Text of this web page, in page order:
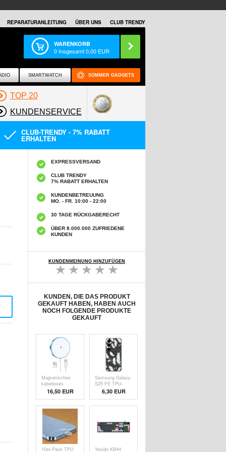
REPARATURANLEITUNG ÜBER UNS CLUB TRENDY
WARENKORB
0 Insgesamt0,00 EUR
SMARTWATCH SOMMER GADGETS
TOP 20
KUNDENSERVICE
CLUB-TRENDY - 7% RABATT
ERHALTEN
EXPRESSVERSAND
CLUB TRENDY
7% RABATT ERHALTEN
KUNDENBETREUUNG
MO. - FR. 10:00 - 22:00
30 TAGE RÜCKGABERECHT
ÜBER 8.000.000 ZUFRIEDENE
KUNDEN
KUNDENMEINUNG HINZUFÜGEN
KUNDEN, DIE DAS PRODUKT
GEKAUFT HABEN, HABEN AUCH
NOCH FOLGENDE PRODUKTE
GEKAUFT
Magnetisches
kabelloses
Ladegerät mit
LED-Licht - 15W
- Weiß
16,50 EUR
Samsung Galaxy
S25 FE TPU-
Hülle mit
Federmuster -
schwarz
6,30EUR
10er-Pack TPU
Yesido KB44